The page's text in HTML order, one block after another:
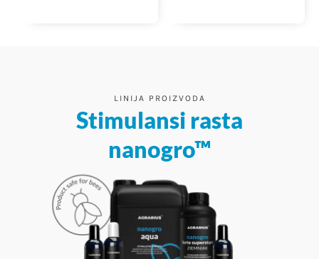
LINIJA PROIZVODA
Stimulansi rasta
nanogro™